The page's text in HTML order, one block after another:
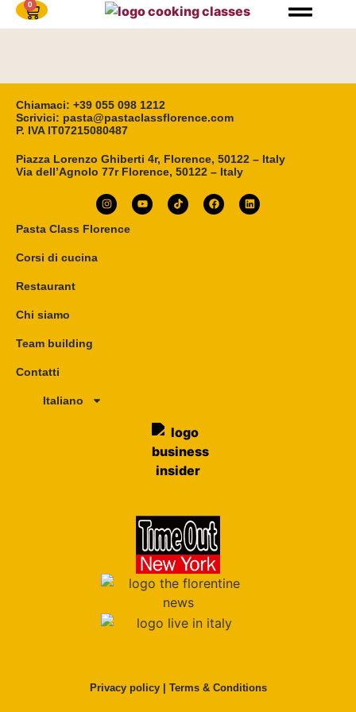
0
Pasta Class Florence
Corsi di cucina
Restaurant
Chi siamo
Team building
Contatti
Italiano
Chiamaci: +39 055 098 1212
Scrivici: pasta@pastaclassflorence.com
P. IVA IT07215080487
Piazza Lorenzo Ghiberti 4r, Florence, 50122 – Italy
Via dell’Agnolo 77r Florence, 50122 – Italy
Privacy policy| Terms & Conditions